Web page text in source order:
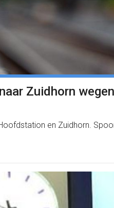
Zuidhorn
en Zuidhorn.